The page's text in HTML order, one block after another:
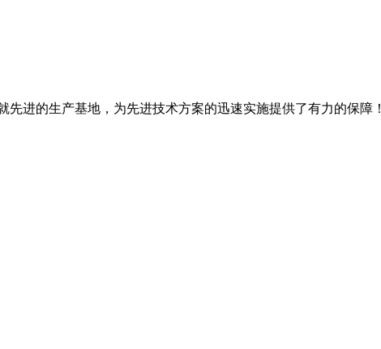
进的生产基地，为先进技术方案的迅速实施提供了有力的保障！